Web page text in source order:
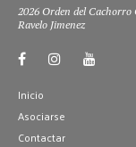
2026 Orden del
Ravelo Jimenez
Inicio
Asociarse
Contactar